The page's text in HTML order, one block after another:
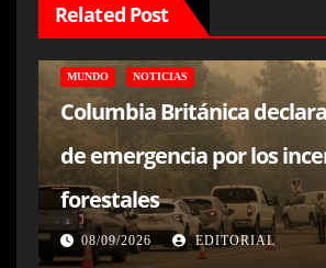
Related Post
MUNDO NOTICIAS
Columbia Británica
de emergencia por los
forestales
08/09/2026 EDITORIAL